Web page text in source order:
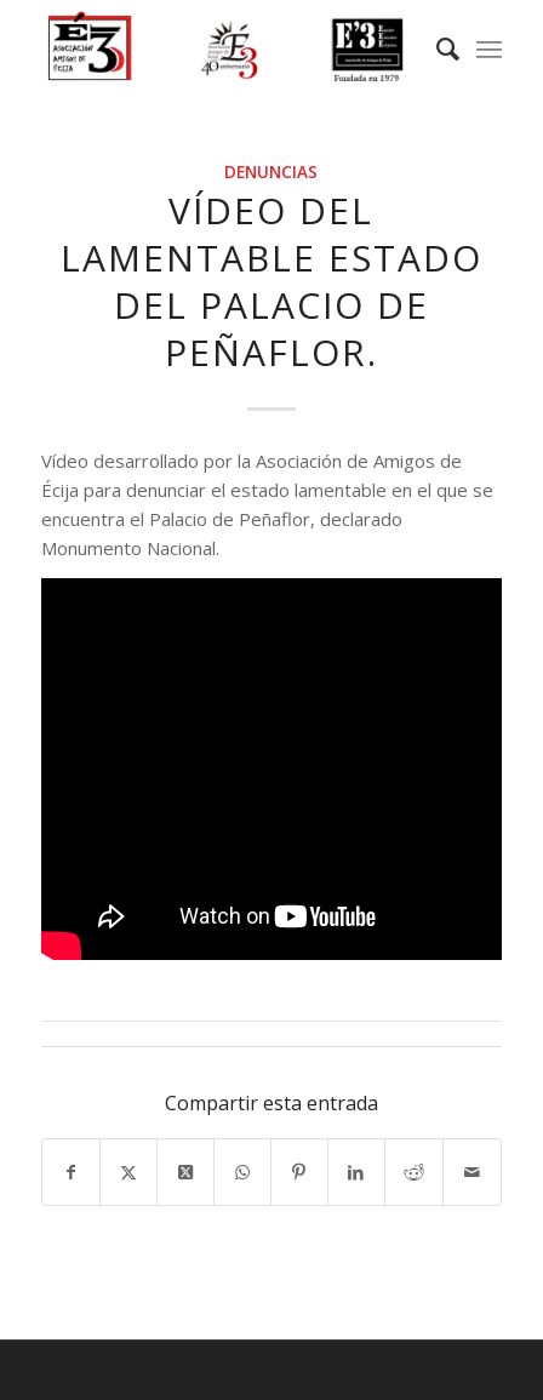
DENUNCIAS
VÍDEO DEL
LAMENTABLE ESTADO
DEL PALACIO DE
PEÑAFLOR.
Vídeo desarrollado por la Asociación de Amigos de
Écija para denunciar el estado lamentable en el que se
encuentra el Palacio de Peñaflor, declarado
Monumento Nacional.
Compartir esta entrada